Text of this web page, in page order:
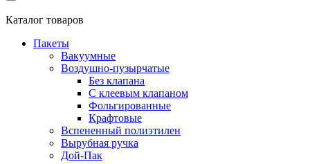
Каталог товаров
Пакеты
Вакуумные
Воздушно-пузырчатые
Без клапана
С клеевым клапаном
Фольгированные
Крафтовые
Вспененный полиэтилен
Вырубная ручка
Дой-Пак